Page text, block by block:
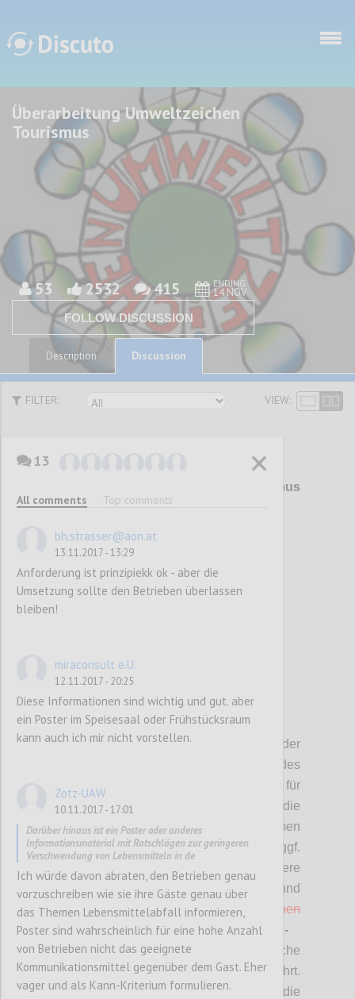
Discuto
Discuto
Überarbeitung Umweltzeichen
Tourismus
53 2532 415 ENDING
14 NOV
FOLLOW DISCUSSION
Description Discussion
FILTER: VIEW:
P1
Überarbeitung Umweltzeichen Tourismus
und Freizeitwirtschaft (UZ 200)
P2
Hier stehen dieVorschläge
bzgl. der
des
Österreichischen Umweltzeichens für
Tourismus zur Diskussion.
Bitte die
Änderungsvorschläge bewerten (mit „Daumen
hoch“ bzw. „Daumen runter“) und diese ggf.
auch kommentieren sowie allfällige weitere
Punkte einbringen.Änderungen und
Streichungen sindrotbzw.rot durchgestrichen
zusätzlich hervorgehoben. BeiSOLL-
Kriteriensind nur neue Kriterien
, wesentliche
Änderungen sowie Streichungen angeführt.
Alle Änderungen in diesem Bereich sowie die
13
All comments Top comments
bh.strasser@aon.at
13.11.2017 - 13:29
Anforderung ist prinzipiekk ok - aber die
Umsetzung sollte den Betrieben überlassen
bleiben!
miraconsult e.U.
12.11.2017 - 20:25
Diese Informationen sind wichtig und gut. aber
ein Poster im Speisesaal oder Frühstücksraum
kann auch ich mir nicht vorstellen.
Zotz-UAW
10.11.2017 - 17:01
Darüber hinaus ist ein Poster oder anderes
Informationsmaterial mit Ratschlägen zur geringeren
Verschwendung von Lebensmitteln in de
Ich würde davon abraten, den Betrieben genau
vorzuschreiben wie sie ihre Gäste genau über
das Themen Lebensmittelabfall informieren,
Poster sind wahrscheinlich für eine hohe Anzahl
von Betrieben nicht das geeignete
Kommunikationsmittel gegenüber dem Gast. Eher
vager und als Kann-Kriterium formulieren.